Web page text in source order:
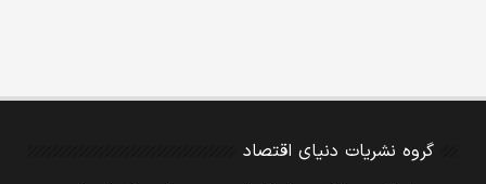
گروه نشریات دنیای اقتصاد